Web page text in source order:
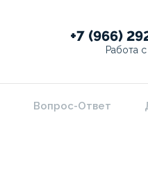
+7 (966)
Работа
Вопрос-Ответ